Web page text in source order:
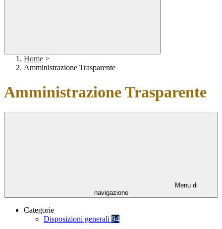
Home >
Amministrazione Trasparente
Amministrazione Trasparente
Menu di
navigazione
Categorie
Disposizioni generali 94